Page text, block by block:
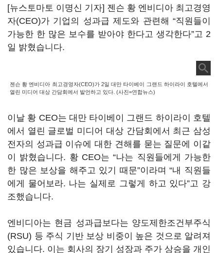
[뉴스토마토 이명신 기자] 젠슨 황 엔비디아 최고경영
자(CEO)가 기업의 성과급 제도와 관련해 “직원들이
가능한 한 많은 보수를 받아야 한다고 생각한다”고 2
일 밝혔습니다.
젠슨 황 엔비디아 최고경영자(CEO)가 2일 대만 타이베이 그랜드 하이라이 호텔에서
열린 미디어 대상 간담회에서 발언하고 있다. (사진=연합뉴스)
이날 황 CEO는 대만 타이베이 그랜드 하이라이 호텔
에서 열린 글로벌 미디어 대상 간담회에서 최근 삼성
전자의 성과급 이슈에 대한 견해를 묻는 질문에 이같
이 밝혔습니다. 황 CEO는 “나는 직원들에게 가능한
한 많은 보상을 해주고 있기 때문”이라며 “내 직원들
에게 물어보라. 나는 실제로 그렇게 하고 있다”고 강
조했습니다.
엔비디아는 현금 성과급보다는 양도제한조건부주식
(RSU) 등 주식 기반 보상 비중이 높은 것으로 알려져
있습니다. 이는 회사의 장기 성장과 주가 상승을 개인